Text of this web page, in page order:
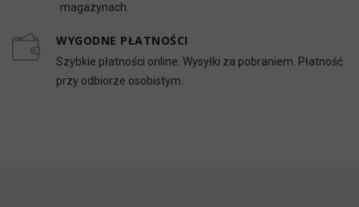
magazynach.
WYGODNE PŁATNOŚCI
Szybkie płatności online. Wysyłki za pobraniem. Płatność
przy odbiorze osobistym.